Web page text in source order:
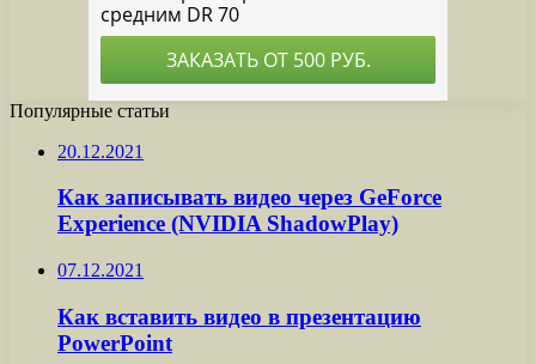
Популярные статьи
20.12.2021
Как записывать видео через GeForce
Experience (NVIDIA ShadowPlay)
07.12.2021
Как вставить видео в презентацию
PowerPoint